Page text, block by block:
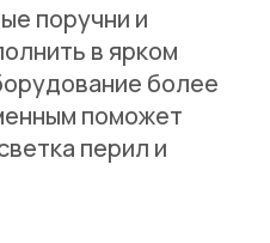
поручни и
в ярком
более
поможет
перил и